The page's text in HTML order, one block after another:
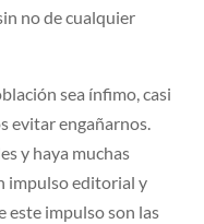
no de cualquier
sea ínfimo, casi
evitar engañarnos.
y haya muchas
impulso editorial y
este impulso son las